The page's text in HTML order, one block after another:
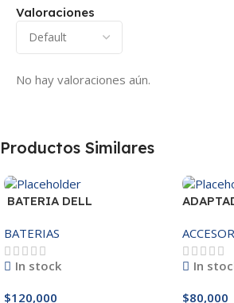
Valoraciones
No hay valoraciones aún.
Productos Similares
BATERIA DELL
3521/5421/3425 14.8V
BATERIAS
In stock
$120,000
In
$80,000